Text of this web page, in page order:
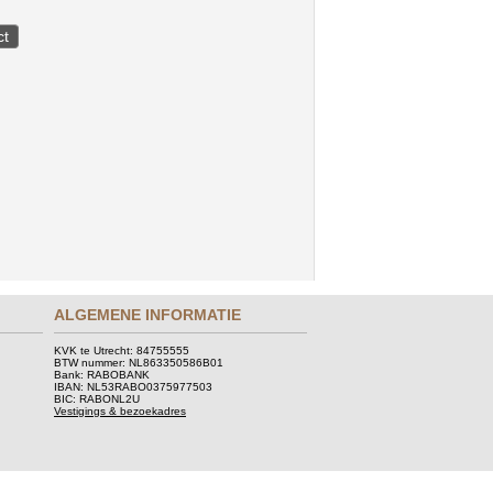
ALGEMENE INFORMATIE
KVK te Utrecht: 84755555
BTW nummer: NL863350586B01
Bank: RABOBANK
IBAN: NL53RABO0375977503
BIC: RABONL2U
Vestigings & bezoekadres